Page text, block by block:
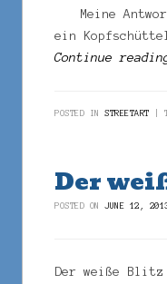
Meine
ein
Continue
POSTED INSTREETART
Der
POSTED ON JUNE 12,
Der weiße